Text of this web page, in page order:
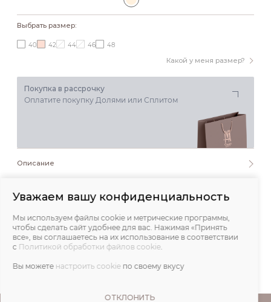
Выбрать размер:
Какой у меня размер?
40 42 44 46 48
Покупка в рассрочку
Оплатите покупку Долями или Сплитом
Описание
Состав и уход
Обмеры
Уважаем вашу конфиденциальность
Мы используем файлы cookie и метрические программы,
чтобы сделать сайт удобнее для вас. Нажимая «Принять
все», вы соглашаетесь на их использование в соответствии
с Политикой обработки файлов cookie.
Вы можете настроить cookie по своему вкусу
ОТКЛОНИТЬ